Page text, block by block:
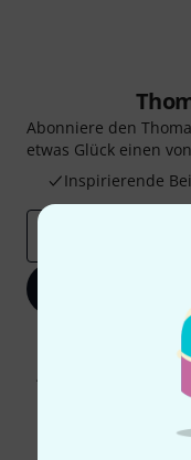
Abonniere den
etwas Glück einen von
Inspirierende
Mit Klick auf „Jetzt
Werbung und einer
Abmeldung ist jederzeit